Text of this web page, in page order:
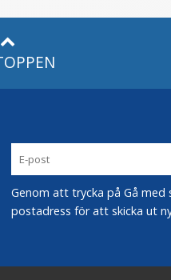
Genom att trycka på Gå med
postadress för att skicka ut